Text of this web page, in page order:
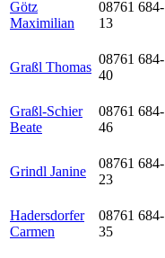
Götz
Maximilian
08761 684-
13
Graßl Thomas
08761 684-
40
Graßl-Schier
Beate
08761 684-
46
Grindl Janine
08761 684-
23
Hadersdorfer
Carmen
08761 684-
35